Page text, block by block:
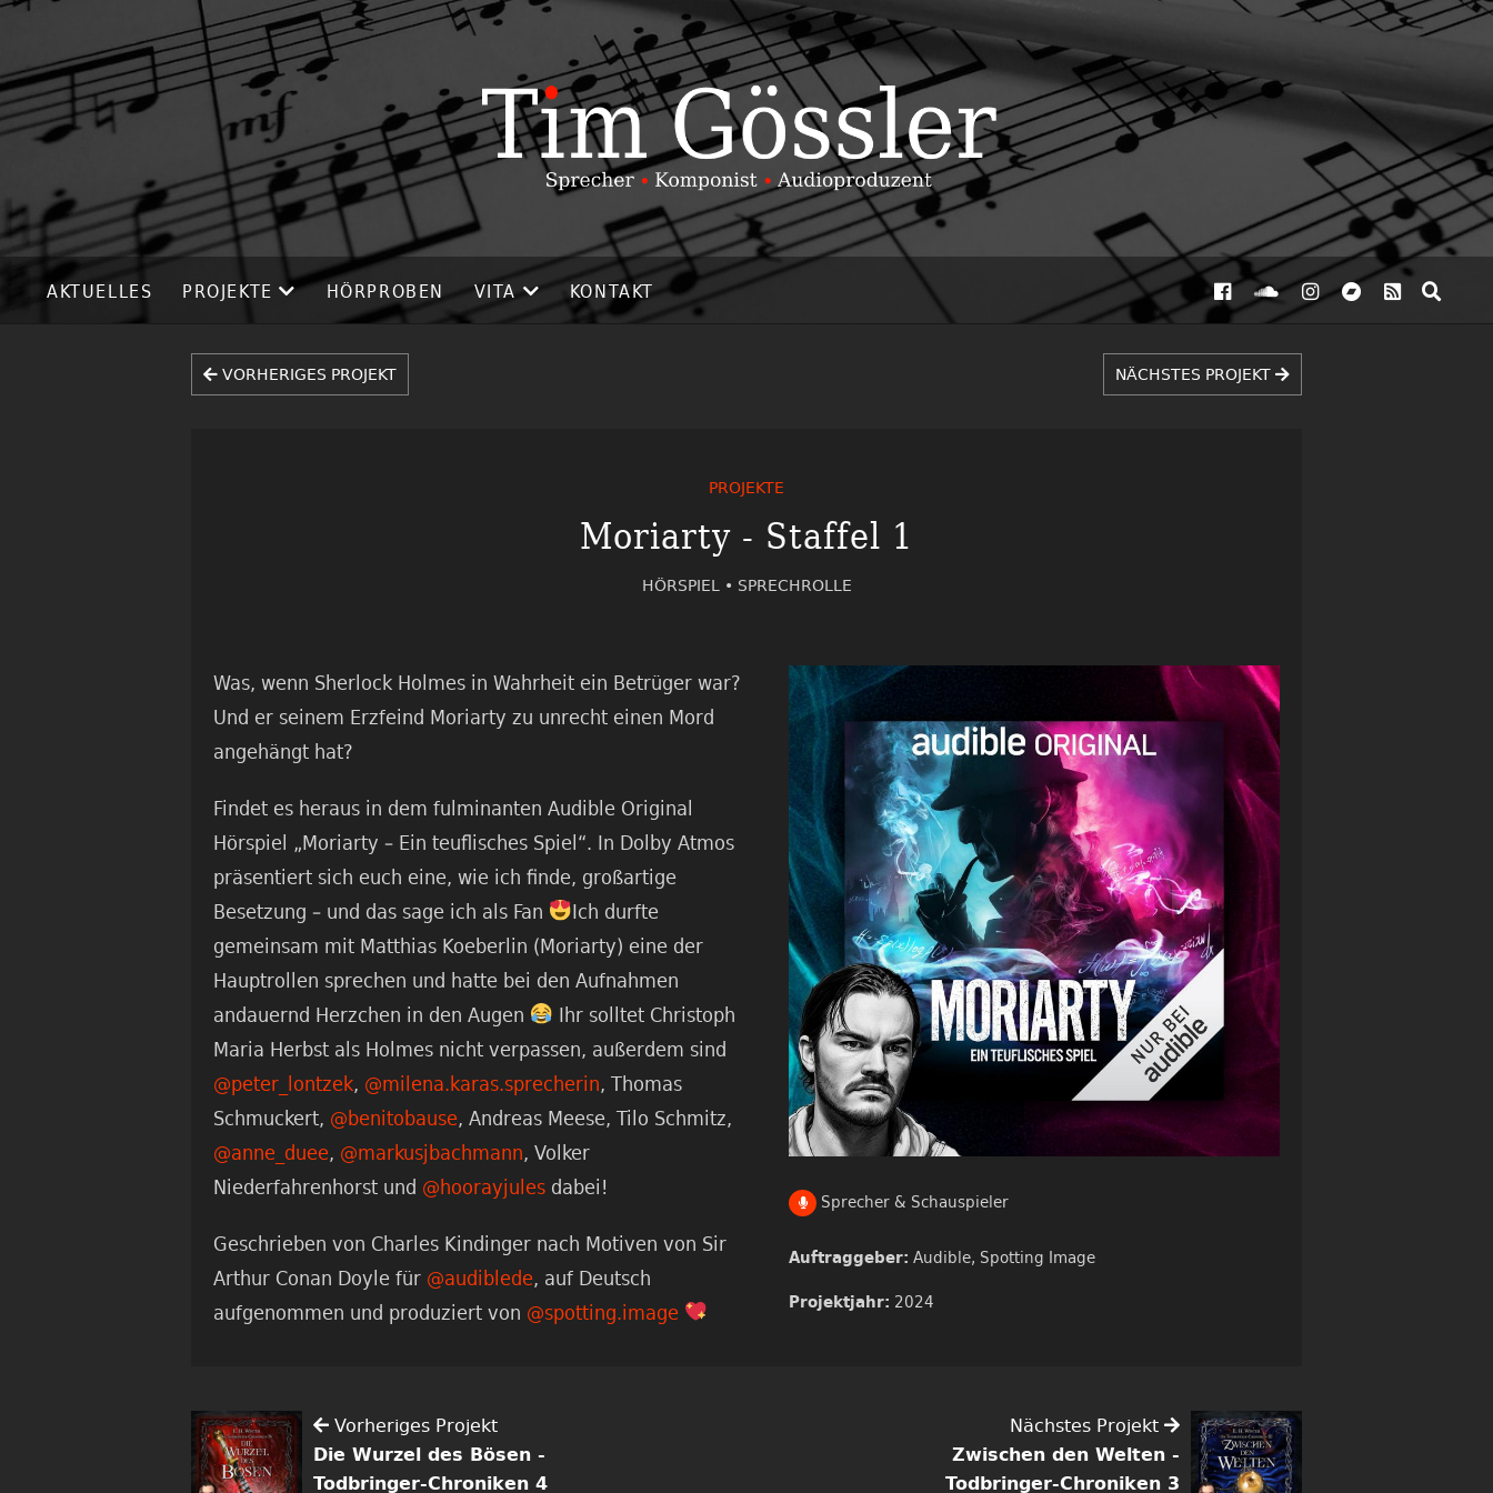
AKTUELLES PROJEKTE HÖRPROBEN VITA KONTAKT
VORHERIGES PROJEKT NÄCHSTES PROJEKT
PROJEKTE
Moriarty - Staffel 1
HÖRSPIEL • SPRECHROLLE
Sprecher & Schauspieler
Auftraggeber: Audible, Spotting Image
Projektjahr: 2024
Was, wenn Sherlock Holmes in Wahrheit ein Betrüger war?
Und er seinem Erzfeind Moriarty zu unrecht einen Mord
angehängt hat?
Findet es heraus in dem fulminanten Audible Original
Hörspiel „Moriarty – Ein teuflisches Spiel“. In Dolby Atmos
präsentiert sich euch eine, wie ich finde, großartige
Besetzung – und das sage ich als Fan
Ich durfte
gemeinsam mit Matthias Koeberlin (Moriarty) eine der
Hauptrollen sprechen und hatte bei den Aufnahmen
andauernd Herzchen in den Augen
Ihr solltet Christoph
Maria Herbst als Holmes nicht verpassen, außerdem sind
@peter_lontzek, @milena.karas.sprecherin, Thomas
Schmuckert, @benitobause, Andreas Meese, Tilo Schmitz,
@anne_duee, @markusjbachmann, Volker
Niederfahrenhorst und @hoorayjulesdabei!
Geschrieben von Charles Kindinger nach Motiven von Sir
Arthur Conan Doyle für@audiblede, auf Deutsch
aufgenommen und produziert von @spotting.image
Vorheriges Projekt
Die Wurzel des Bösen -
Todbringer-Chroniken 4
Nächstes Projekt
Zwischen den Welten -
Todbringer-Chroniken 3